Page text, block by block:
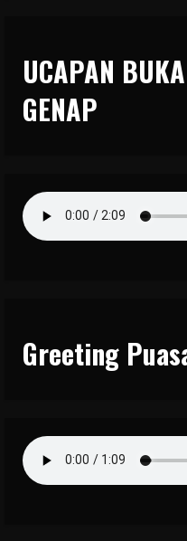
UCAPAN
GENAP
Greeting